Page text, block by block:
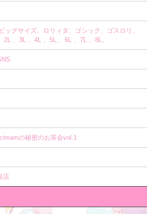
ッグサイズ、ロリィタ、ゴシック、ゴスロリ、
、3L 、4L 、5L、 6L 、7L 、8L、
の秘密のお茶会vol.1
店